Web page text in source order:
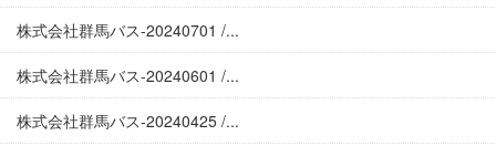
株式会社群馬バス-20240701 /...
株式会社群馬バス-20240601 /...
株式会社群馬バス-20240425 /...